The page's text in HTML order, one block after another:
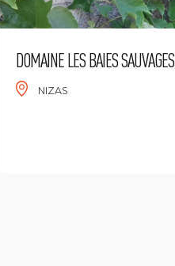
DOMAINE LES BAIES SAUVAGES
NIZAS